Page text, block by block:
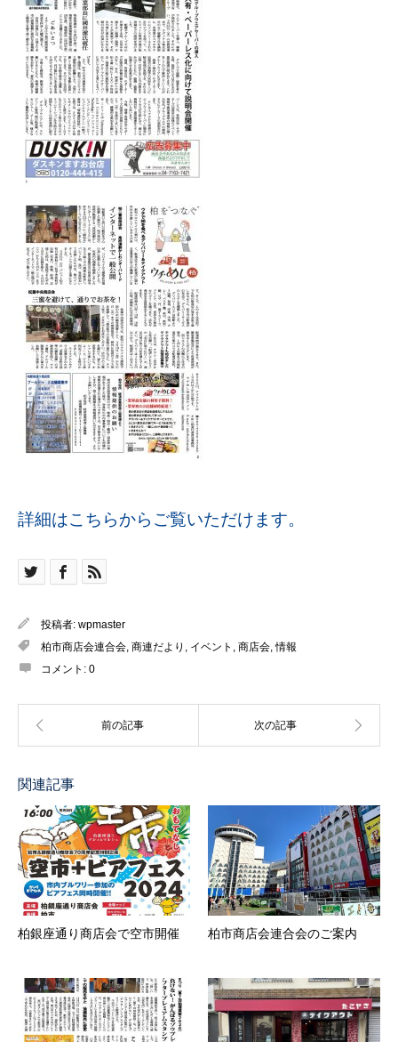
詳細はこちらからご覧いただけます。
投稿者: wpmaster
柏市商店会連合会 商連だより イベント 商店会 ,情報
コメント: 0
関連記事
柏銀座通り商店会で空市開催 柏市商店会連合会のご案内